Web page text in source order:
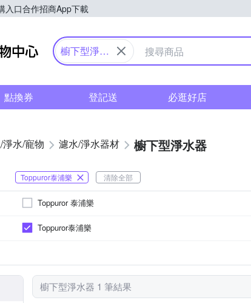
入口合作招商App下載
Yahoo購物中心
櫥下型淨水
點換券 登記送 必逛好店
水/寵物 濾水/淨水器材 櫥下型淨水器
Toppuror泰浦樂 清除全部
Toppuror 泰浦樂
Toppuror泰浦樂
櫥下型淨水器 1 筆結果